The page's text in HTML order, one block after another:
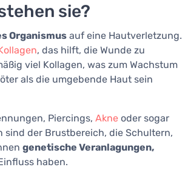
sie?
Organismus auf eine Hautverletzung.
, das hilft, die Wunde zu
viel Kollagen, was zum Wachstum
als die umgebende Haut sein
Piercings, Akne oder sogar
sind der Brustbereich, die Schultern,
genetische Veranlagungen,
haben.